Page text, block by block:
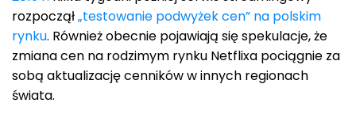
rozpoczął„testowanie podwyżek cen” na polskim
rynku. Również obecnie pojawiają się spekulacje, że
zmiana cen na rodzimym rynku Netflixa pociągnie za
sobą aktualizację cenników w innych regionach
świata.